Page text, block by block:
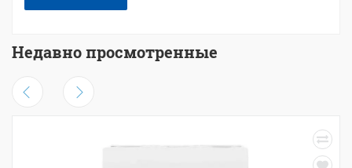
Недавно просмотренные